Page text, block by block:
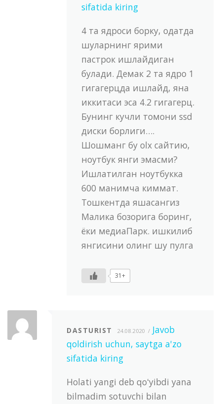
sifatida kiring
4 та ядроси борку, одатда
шуларнинг ярими
пастрок ишлайдиган
булади. Демак 2 та ядро 1
гигагерцда ишлайд, яна
иккитаси эса 4.2 гигагерц.
Бунинг кучли томони ssd
диски борлиги….
Шошманг бу olx сайтию,
ноутбук янги эмасми?
Ишлатилган ноутбукка
600 манимча киммат.
Тошкентда яшасангиз
Малика бозорига боринг,
ёки медиаПарк. ишкилиб
янгисини олинг шу пулга
31+
DASTURIST 24.08.2020
Javob
qoldirish uchun, saytga a'zo
sifatida kiring
Holati yangi deb qoʻyibdi yana
bilmadim sotuvchi bilan